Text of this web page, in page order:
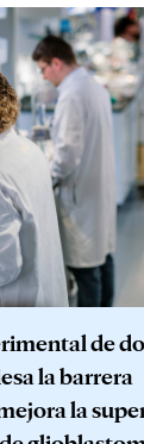
de
la barrera
la